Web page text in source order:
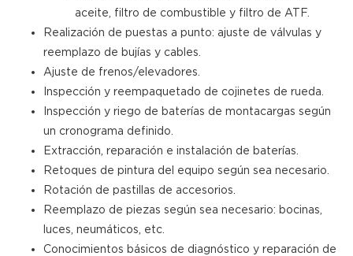
aceite, filtro de combustible y filtro de ATF.
Realización de puestas a punto: ajuste de válvulas y
reemplazo de bujías y cables.
Ajuste de frenos/elevadores.
Inspección y reempaquetado de cojinetes de rueda.
Inspección y riego de baterías de montacargas según
un cronograma definido.
Extracción, reparación e instalación de baterías.
Retoques de pintura del equipo según sea necesario.
Rotación de pastillas de accesorios.
Reemplazo de piezas según sea necesario: bocinas,
luces, neumáticos, etc.
Conocimientos básicos de diagnóstico y reparación de